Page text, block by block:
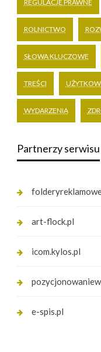
REGULACJE PRAWNE
ROLNICTWO
SŁOWA KLUCZOWE
TREŚCI
WYDARZENIA
Partnerzy serwisu
art-flock.pl
icom.kylos.pl
e-spis.pl